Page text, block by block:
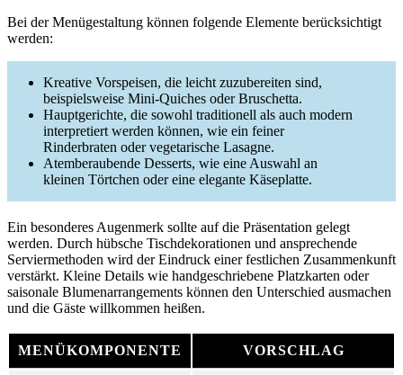
Bei der Menügestaltung können folgende Elemente berücksichtigt
werden:
Kreative Vorspeisen, die leicht zuzubereiten sind,
beispielsweise Mini-Quiches oder Bruschetta.
Hauptgerichte, die sowohl traditionell als auch modern
interpretiert werden können, wie ein feiner
Rinderbraten oder vegetarische Lasagne.
Atemberaubende Desserts, wie eine Auswahl an
kleinen Törtchen oder eine elegante Käseplatte.
Ein besonderes Augenmerk sollte auf die Präsentation gelegt
werden. Durch hübsche Tischdekorationen und ansprechende
Serviermethoden wird der Eindruck einer festlichen Zusammenkunft
verstärkt. Kleine Details wie handgeschriebene Platzkarten oder
saisonale Blumenarrangements können den Unterschied ausmachen
und die Gäste willkommen heißen.
MENÜKOMPONENTE VORSCHLAG